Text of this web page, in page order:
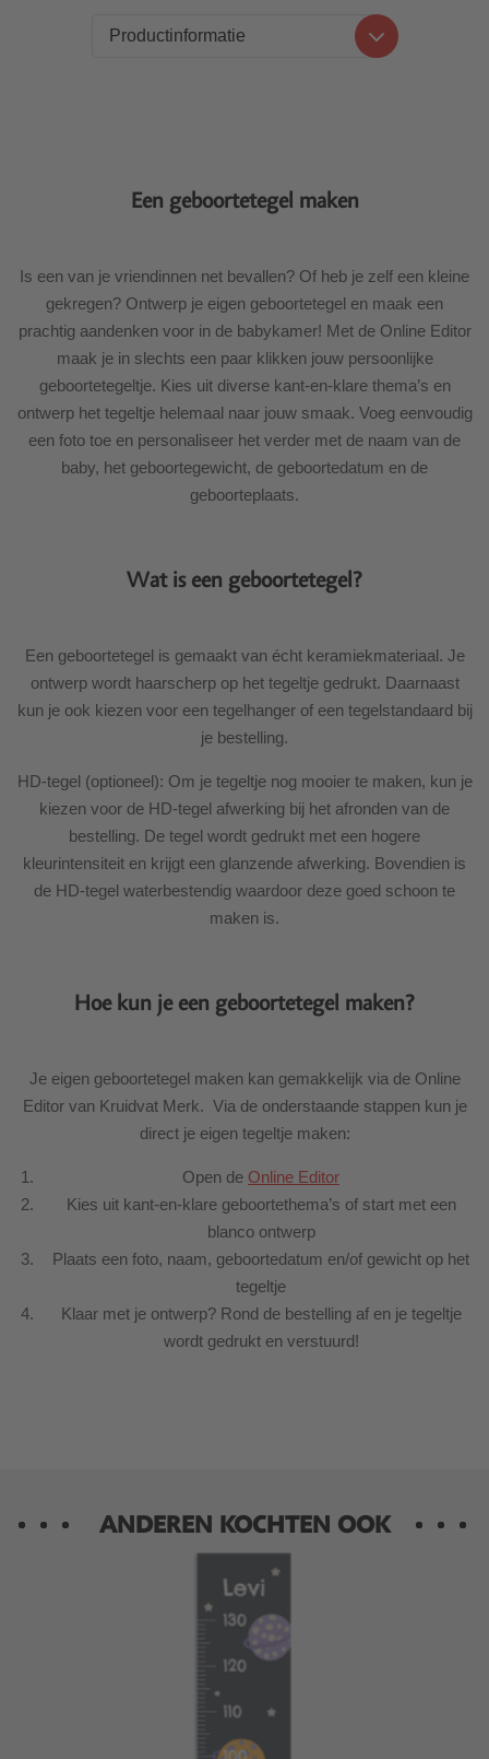
Productinformatie
Een geboortetegel maken
Is een van je vriendinnen net bevallen? Of heb je zelf een kleine
gekregen? Ontwerp je eigen geboortetegel en maak een
prachtig aandenken voor in de babykamer! Met de Online Editor
maak je in slechts een paar klikken jouw persoonlijke
geboortetegeltje. Kies uit diverse kant-en-klare thema’s en
ontwerp het tegeltje helemaal naar jouw smaak. Voeg eenvoudig
een foto toe en personaliseer het verder met de naam van de
baby, het geboortegewicht, de geboortedatum en de
geboorteplaats.
Wat is een geboortetegel?
Een geboortetegel is gemaakt van écht keramiekmateriaal. Je
ontwerp wordt haarscherp op het tegeltje gedrukt. Daarnaast
kun je ook kiezen voor een tegelhanger of een tegelstandaard bij
je bestelling.
HD-tegel (optioneel): Om je tegeltje nog mooier te maken, kun je
kiezen voor de HD-tegel afwerking bij het afronden van de
bestelling. De tegel wordt gedrukt met een hogere
kleurintensiteit en krijgt een glanzende afwerking. Bovendien is
de HD-tegel waterbestendig waardoor deze goed schoon te
maken is.
Hoe kun je een geboortetegel maken?
Je eigen geboortetegel maken kan gemakkelijk via de Online
Editor van Kruidvat Merk. Via de onderstaande stappen kun je
direct je eigen tegeltje maken:
Open de Online Editor
Kies uit kant-en-klare geboortethema’s of start met een
blanco ontwerp
Plaats een foto, naam, geboortedatum en/of gewicht op het
tegeltje
Klaar met je ontwerp? Rond de bestelling af en je tegeltje
wordt gedrukt en verstuurd!
ANDEREN KOCHTEN OOK